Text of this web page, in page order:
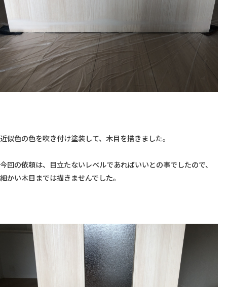
近似色の色を吹き付け塗装して、木目を描きました。
今回の依頼は、目立たないレベルであればいいとの事でしたので、
細かい木目までは描きませんでした。